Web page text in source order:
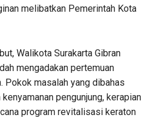
melibatkan Pemerintah Kota
Walikota Surakarta Gibran
mengadakan pertemuan
Pokok masalah yang dibahas
pengunjung, kerapian
program revitalisasi keraton